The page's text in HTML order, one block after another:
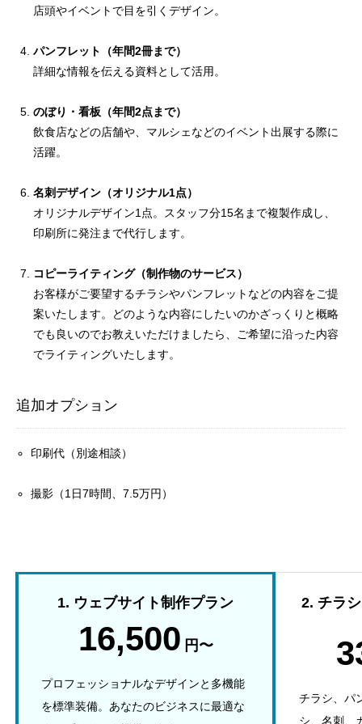
店頭やイベントで目を引くデザイン。
パンフレット（年間2冊まで）
詳細な情報を伝える資料として活用。
のぼり・看板（年間2点まで）
飲食店などの店舗や、マルシェなどのイベント出展する際に
活躍。
名刺デザイン（オリジナル1点）
オリジナルデザイン1点。スタッフ分15名まで複製作成し、
印刷所に発注まで代行します。
コピーライティング（制作物のサービス）
お客様がご要望するチラシやパンフレットなどの内容をご提
案いたします。どのような内容にしたいのかざっくりと概略
でも良いのでお教えいただけましたら、ご希望に沿った内容
でライティングいたします。
追加オプション
印刷代（別途相談）
撮影（1日7時間、7.5万円）
1. ウェブサイト制作プラン
16,500 円〜
プロフェッショナルなデザインと多機能
を標準装備。あなたのビジネスに最適な
2. チラ
チラシ、パ
シ、名刺、